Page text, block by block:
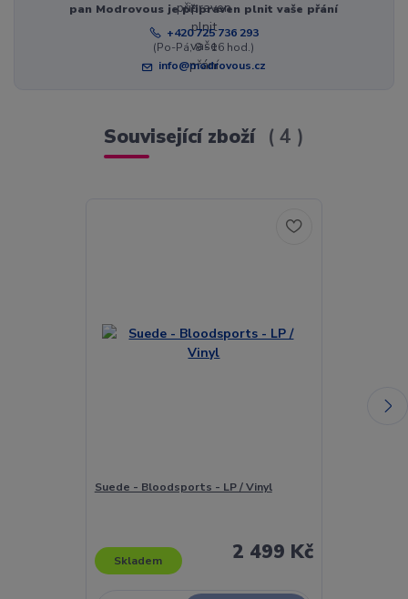
pan Modrovous je připraven plnit vaše přání
+420 725 736 293
(Po-Pá, 8 - 16 hod.)
info@modrovous.cz
Související zboží 4
Suede - Bloodsports - LP / Vinyl
2 499 Kč
Skladem